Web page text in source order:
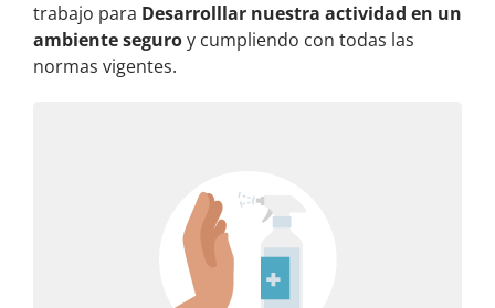
trabajo para Desarrolllar nuestra actividad en un
ambiente seguroy cumpliendo con todas las
normas vigentes.